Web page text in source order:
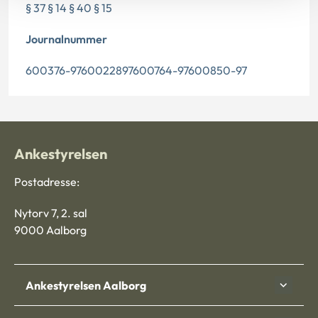
§ 37 § 14 § 40 § 15
Journalnummer
600376-9760022897600764-97600850-97
Ankestyrelsen
Postadresse:
Nytorv 7, 2. sal
9000 Aalborg
Ankestyrelsen Aalborg